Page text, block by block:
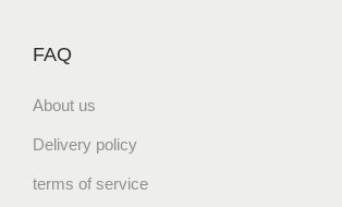
FAQ
About us
Delivery policy
terms of service